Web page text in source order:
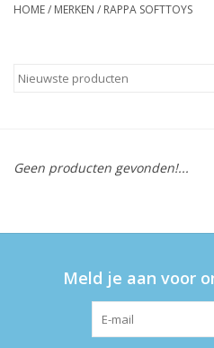
schmink & make-up
kinderkamer
eten & drinken
HOME/ MERKEN / RAPPA SOFTTOYS
Geen producten gevonden!...
Meld je aan voor